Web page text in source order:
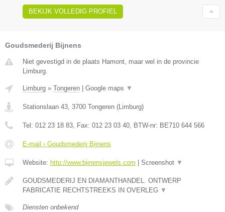
BEKIJK VOLLEDIG PROFIEL
Goudsmederij Bijnens
Niet gevestigd in de plaats Hamont, maar wel in de provincie
Limburg.
Limburg » Tongeren Google maps ▼
Stationslaan 43, 3700 Tongeren (Limburg)
Tel: 012 23 18 83, Fax: 012 23 03 40, BTW-nr: BE710 644 566
E-mail › Goudsmederij Bijnens
Website: http://www.bijnensjewels.com Screenshot ▼
GOUDSMEDERIJ EN DIAMANTHANDEL. ONTWERP
FABRICATIE RECHTSTREEKS IN OVERLEG ▼
Diensten onbekend